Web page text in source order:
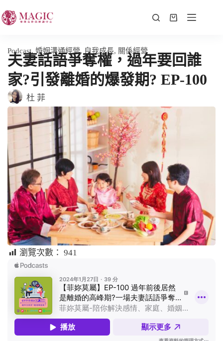
Podcast, 婚姻溝通經營, 自我成長, 關係經營
夫妻話語爭奪權，過年要回誰
家?引發離婚的爆發期? EP-100
杜 菲
瀏覽次數： 941